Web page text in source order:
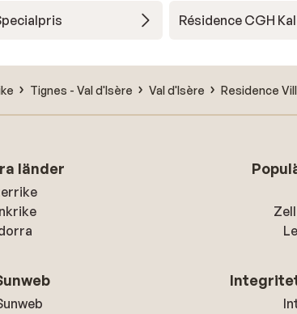
Résidence CGH
Tignes - Val d'Isère Val d'Isère Residence
länder